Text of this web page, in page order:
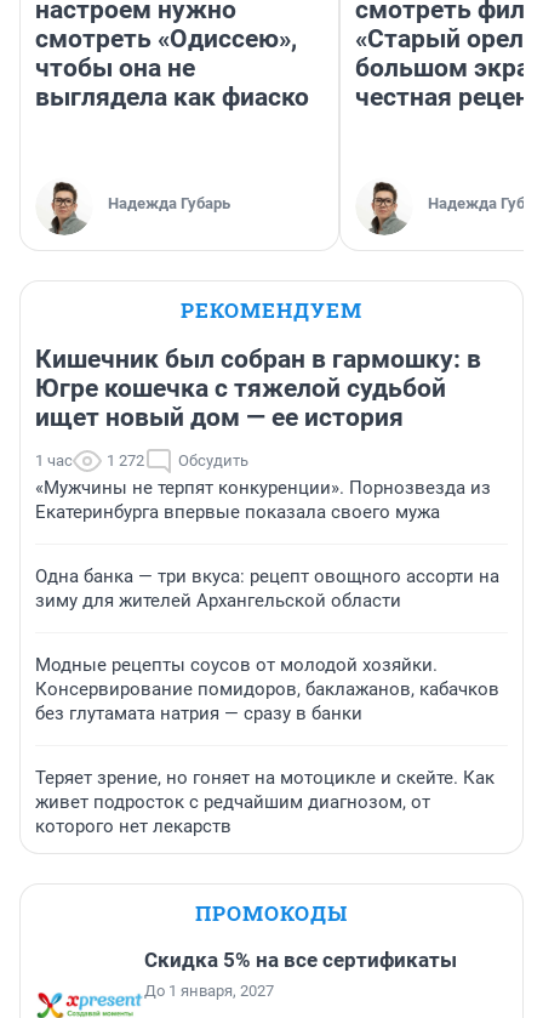
настроем нужно
смотреть «Одиссею»,
чтобы она не
выглядела как фиаско
Надежда Губарь
смотреть
«Старый орел»
большом
честная
Надежда
РЕКОМЕНДУЕМ
Кишечник был собран в гармошку: в
Югре кошечка с тяжелой судьбой
ищет новый дом — ее история
1 час 1 272 Обсудить
«Мужчины не терпят конкуренции». Порнозвезда из
Екатеринбурга впервые показала своего мужа
Одна банка — три вкуса: рецепт овощного ассорти на
зиму для жителей Архангельской области
Модные рецепты соусов от молодой хозяйки.
Консервирование помидоров, баклажанов, кабачков
без глутамата натрия — сразу в банки
Теряет зрение, но гоняет на мотоцикле и скейте. Как
живет подросток с редчайшим диагнозом, от
которого нет лекарств
ПРОМОКОДЫ
Скидка 5% на все сертификаты
До 1 января, 2027